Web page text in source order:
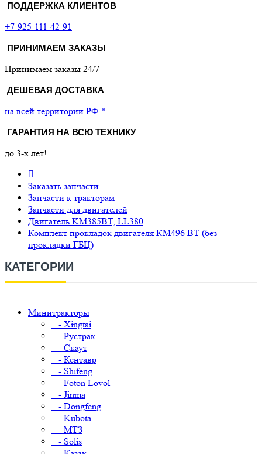
ПОДДЕРЖКА КЛИЕНТОВ
+7-925-111-42-91
ПРИНИМАЕМ ЗАКАЗЫ
Принимаем заказы 24/7
ДЕШЕВАЯ ДОСТАВКА
на всей территории РФ *
ГАРАНТИЯ НА ВСЮ ТЕХНИКУ
до 3-х лет!
Заказать запчасти
Запчасти к тракторам
Запчасти для двигателей
Двигатель KM385BT, LL380
Комплект прокладок двигателя КМ496 BT (без
прокладки ГБЦ)
КАТЕГОРИИ
Минитракторы
- Xingtai
- Рустрак
- Скаут
- Кентавр
- Shifeng
- Foton Lovol
- Jinma
- Dongfeng
- Kubota
- МТЗ
- Solis